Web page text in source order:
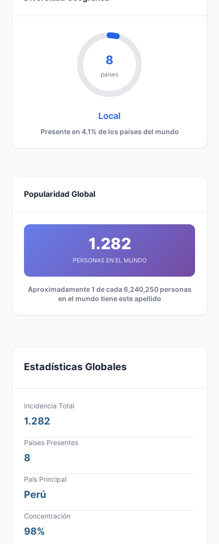
8
países
Local
Presente en 4.1% de los países del mundo
Popularidad Global
1.282
PERSONAS EN EL MUNDO
Aproximadamente 1 de cada 6,240,250 personas
en el mundo tiene este apellido
Estadísticas Globales
Incidencia Total
1.282
Países Presentes
8
País Principal
Perú
Concentración
98%